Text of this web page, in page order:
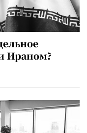
Ираном?